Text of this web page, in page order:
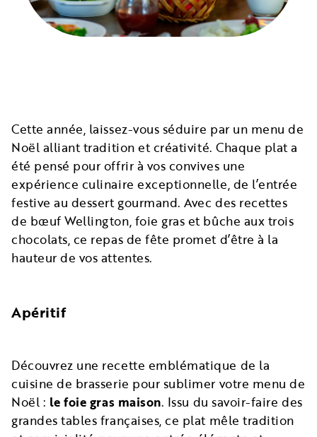
Cette année, laissez-vous séduire par un menu de
Noël alliant tradition et créativité. Chaque plat a
été pensé pour offrir à vos convives une
expérience culinaire exceptionnelle, de l’entrée
festive au dessert gourmand. Avec des recettes
de bœuf Wellington, foie gras et bûche aux trois
chocolats, ce repas de fête promet d’être à la
hauteur de vos attentes.
Apéritif
Découvrez une recette emblématique de la
cuisine de brasserie pour sublimer votre menu de
Noël : le foie gras maison. Issu du savoir-faire des
grandes tables françaises, ce plat mêle tradition